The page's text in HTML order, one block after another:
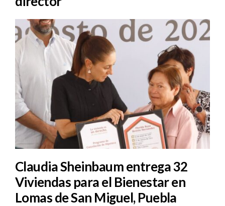
Claudia Sheinbaum entrega 32
Viviendas para el Bienestar en
Lomas de San Miguel, Puebla